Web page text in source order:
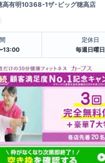
高有明10368-1ザ･ビッグ穂高店
13:00
定休日
毎週日曜日